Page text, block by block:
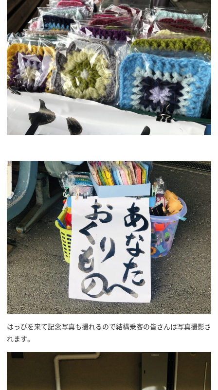
はっぴを来て記念写真も撮れるので結構乗客の皆さんは写真撮影さ
れます。